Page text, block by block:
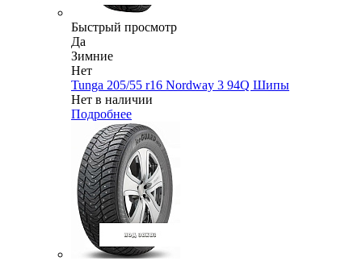
Быстрый просмотр
Да
Зимние
Нет
Tunga 205/55 r16 Nordway 3 94Q Шипы
Нет в наличии
Подробнее